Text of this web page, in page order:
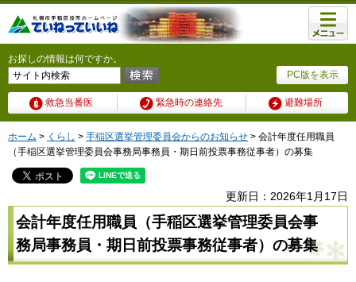
PC版を表示
お探しの情報は何ですか。
救急当番医 緊急時の連絡先 避難場所
メニュ
ー
ホーム > くらし > 手稲区選挙管理委員会からのお知らせ > 会計年度任用職員
（手稲区選挙管理委員会事務局事務員・期日前投票事務従事者）の募集
更新日：2026年1月17日
会計年度任用職員（手稲区選挙管理委員会事
務局事務員・期日前投票事務従事者）の募集